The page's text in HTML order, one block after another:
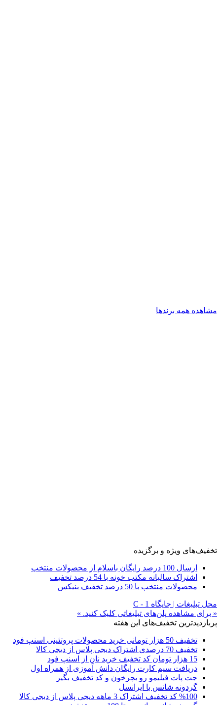
مشاهده همه برندها
تخفیف‌های ویژه و برگزیده
ارسال 100 درصد رایگان باسلام از محصولات منتخب
اشتراک سالیانه مکتب خونه با 54 درصد تخفیف
محصولات منتخب با 50 درصد تخفیف بنیکس
محل تبلیغات | جایگاه C - 1
« برای مشاهده پلن‌های تبلیغاتی کلیک کنید. »
پربازدیدترین تخفیف‌های این هفته
تخفیف 50 هزار تومانی خرید محصولات پروتئینی اسنپ فود
تخفیف 70 درصدی اشتراک دیجی پلاس از دیجی کالا
15 هزار تومان کد تخفیف خرید نان از اسنپ فود
دریافت سیم کارت رایگان دانش آموزی از همراه اول
جت پات فیلیمو رو بچرخون و کد تخفیف بگیر
گردونه شانس با ایرانسل
%100 کد تخفیف اشتراک 3 ماهه دیجی پلاس از دیجی کالا